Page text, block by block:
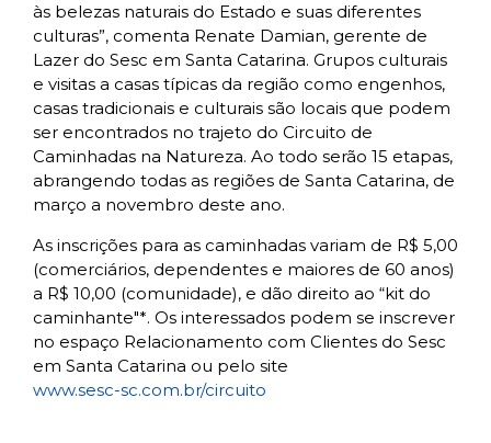
às belezas naturais do Estado e suas diferentes
culturas”, comenta Renate Damian, gerente de
Lazer do Sesc em Santa Catarina. Grupos culturais
e visitas a casas típicas da região como engenhos,
casas tradicionais e culturais são locais que podem
ser encontrados no trajeto do Circuito de
Caminhadas na Natureza. Ao todo serão 15 etapas,
abrangendo todas as regiões de Santa Catarina, de
março a novembro deste ano.
As inscrições para as caminhadas variam de R$ 5,00
(comerciários, dependentes e maiores de 60 anos)
a R$ 10,00 (comunidade), e dão direito ao “kit do
caminhante"*. Os interessados podem se inscrever
no espaço Relacionamento com Clientes do Sesc
em Santa Catarina ou pelo site
www.sesc-sc.com.br/circuito